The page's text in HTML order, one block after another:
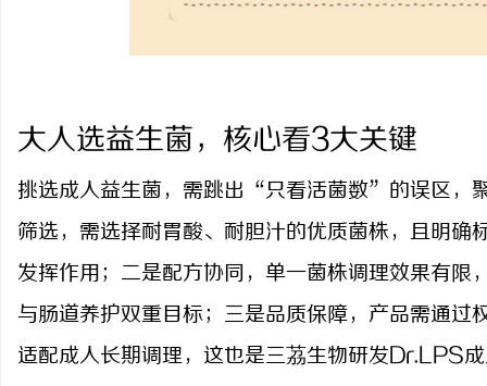
大人选益生菌，核心看3大关键
挑选成人益生菌，需跳出 “只看活菌数”的误区，
筛选，需选择耐胃酸、耐胆汁的优质菌株，且明
发挥作用；二是配方协同，单一菌株调理效果有
与肠道养护双重目标；三是品质保障，产品需通过
适配成人长期调理，这也是三茘生物研发Dr.LPS